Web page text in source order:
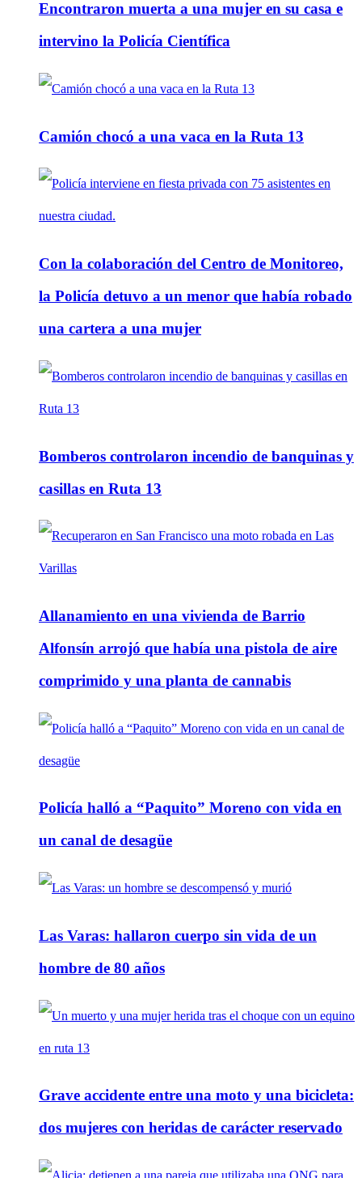
Encontraron muerta a una mujer en su casa e
intervino la Policía Científica
Camión chocó a una vaca en la Ruta 13
Con la colaboración del Centro de Monitoreo,
la Policía detuvo a un menor que había robado
una cartera a una mujer
Bomberos controlaron incendio de banquinas y
casillas en Ruta 13
Allanamiento en una vivienda de Barrio
Alfonsín arrojó que había una pistola de aire
comprimido y una planta de cannabis
Policía halló a “Paquito” Moreno con vida en
un canal de desagüe
Las Varas: hallaron cuerpo sin vida de un
hombre de 80 años
Grave accidente entre una moto y una bicicleta:
dos mujeres con heridas de carácter reservado